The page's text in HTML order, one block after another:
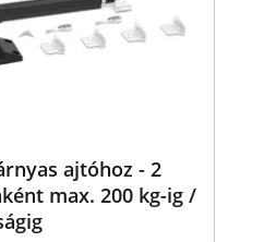
ajtóhoz - 2
max. 200 kg-ig /